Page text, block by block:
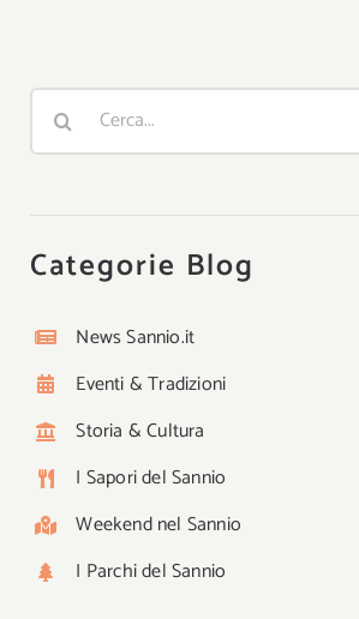
Cerca
per:
Categorie Blog
News Sannio.it
Eventi & Tradizioni
Storia & Cultura
I Sapori del Sannio
Weekend nel Sannio
I Parchi del Sannio